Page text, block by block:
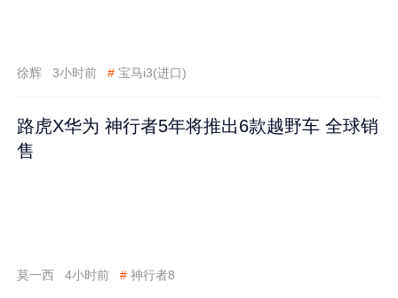
徐辉 3小时前 # 宝马i3(进口)
路虎X华为 神行者5年将推出6款越野车 全球销
售
莫一西 4小时前 # 神行者8